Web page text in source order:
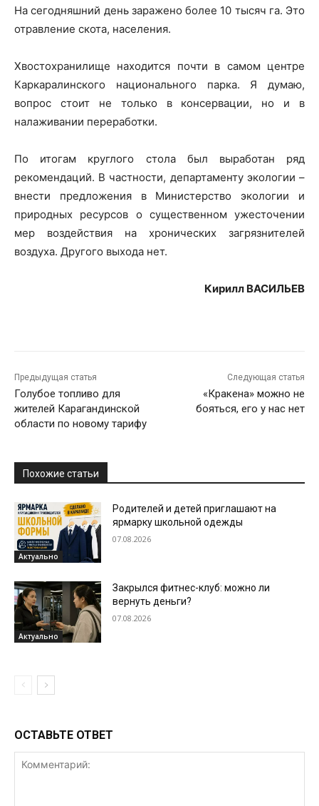
На сегодняшний день заражено более 10 тысяч га. Это
отравление скота, населения.
Хвостохранилище находится почти в самом центре
Каркаралинского национального парка. Я думаю,
вопрос стоит не только в консервации, но и в
налаживании переработки.
По итогам круглого стола был выработан ряд
рекомендаций. В частности, департаменту экологии –
внести предложения в Министерство экологии и
природных ресурсов о существенном ужесточении
мер воздействия на хронических загрязнителей
воздуха. Другого выхода нет.
Кирилл ВАСИЛЬЕВ
Предыдущая статья
Голубое топливо для
жителей Карагандинской
области по новому тарифу
Следующая статья
«Кракена» можно не
бояться, его у нас нет
Похожие статьи
Актуально
Родителей и детей приглашают на
ярмарку школьной одежды
07.08.2026
Актуально
Закрылся фитнес-клуб: можно ли
вернуть деньги?
07.08.2026
ОСТАВЬТЕ ОТВЕТ